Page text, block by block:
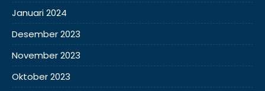
Januari 2024
Desember 2023
November 2023
Oktober 2023